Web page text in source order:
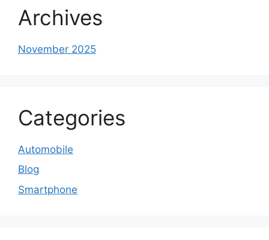
Archives
November 2025
Categories
Automobile
Blog
Smartphone